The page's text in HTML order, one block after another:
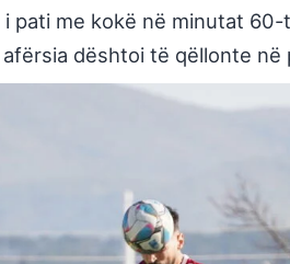
me kokë në minutat
dështoi të qëllonte